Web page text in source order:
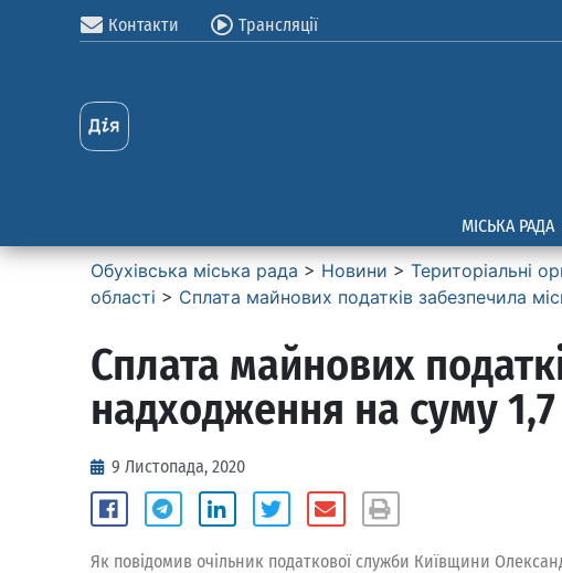
Контакти Трансляції
МІСЬКА РАДА
Обухівська міська рада > Новини > Територіальні
області > Сплата майнових податків забезпечила
Сплата майнових
надходження на суму
9 Листопада, 2020
Як повідомив очільник податкової служби Київщини